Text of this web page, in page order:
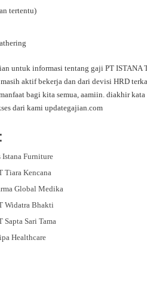
tertentu)
untuk informasi tentang gaji PT
aktif bekerja dan dari devisi HRD
bagi kita semua, aamiin. diakhir
dari kami updategajian.com
Furniture
Tiara Kencana
Global Medika
Widatra Bhakti
Sapta Sari Tama
Healthcare